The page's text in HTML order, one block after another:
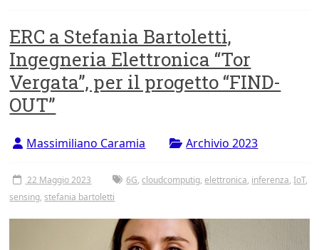
di
Roma
Tor
Vergata
ERC a Stefania Bartoletti,
Ingegneria Elettronica “Tor
Vergata”, per il progetto “FIND-
OUT”
Massimiliano Caramia Archivio 2023
22 Maggio 2023 6G,cloudcomputig,elettronica, inferenza,IoT,
sensing,stefania bartoletti